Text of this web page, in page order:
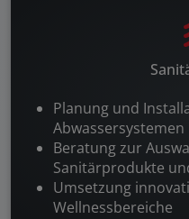
Planung und
Abwassersystemen
Beratung zur
Sanitärprodukte
Umsetzung
Wellnessbereiche